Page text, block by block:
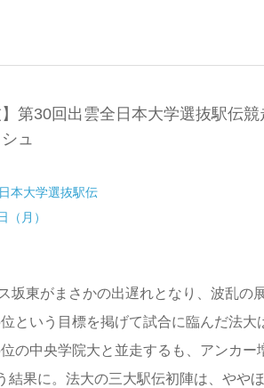
】第30回出雲全日本大学選抜駅
ュ
本大学選抜駅伝
（月）
坂東がまさかの出遅れとなり、波乱の
という目標を掲げて試合に臨んだ法大
の中央学院大と並走するも、アンカー
結果に。法大の三大駅伝初陣は、やや